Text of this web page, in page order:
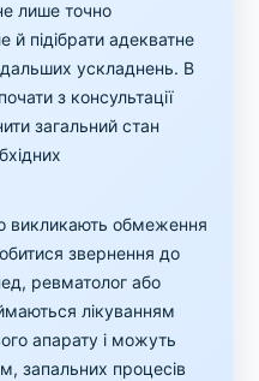
лише точно
й підібрати адекватне
ускладнень. В
з консультації
загальний стан
викликають обмеження
звернення до
ревматолог або
лікуванням
апарату і можуть
запальних процесів